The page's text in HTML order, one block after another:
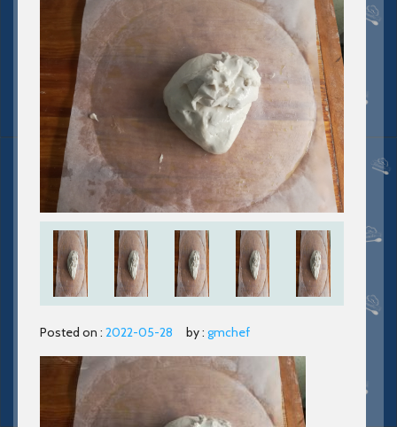
Posted on : 2022-05-28 by : gmchef